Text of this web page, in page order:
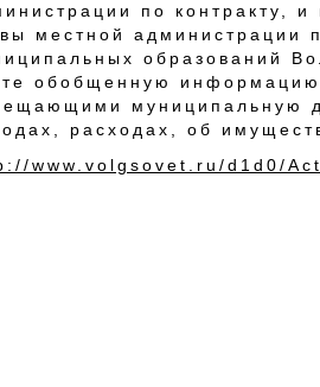
по контракту,
местной администрации
образований
обобщенную
муниципальную
расходах, об
www.volgsovet.ru/d1d0/